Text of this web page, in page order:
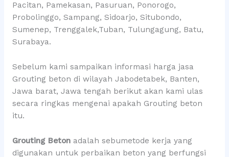
Pacitan, Pamekasan, Pasuruan, Ponorogo,
Probolinggo, Sampang, Sidoarjo, Situbondo,
Sumenep, Trenggalek,Tuban, Tulungagung, Batu,
Surabaya.
Sebelum kami sampaikan informasi harga jasa
Grouting beton di wilayah Jabodetabek, Banten,
Jawa barat, Jawa tengah berikut akan kami ulas
secara ringkas mengenai apakah Grouting beton
itu.
Grouting Beton adalah sebumetode kerja yang
digunakan untuk perbaikan beton yang berfungsi